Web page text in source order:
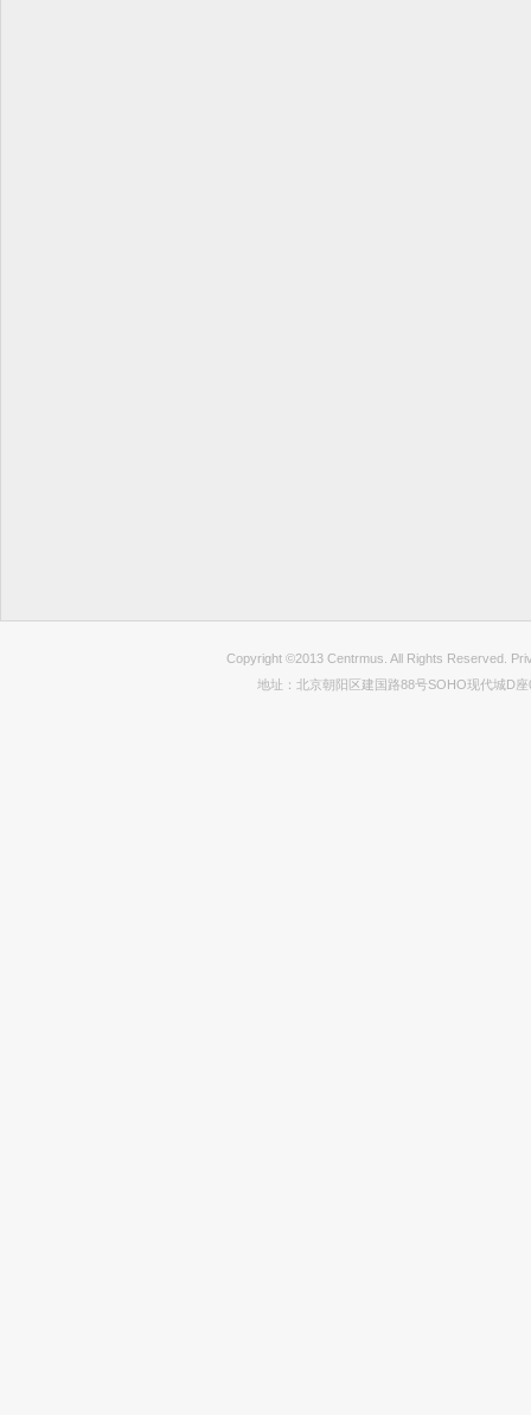
Copyright ©2013 Centrmus. All Rights Reserved.
地址：北京朝阳区建国路88号SOHO现代城D